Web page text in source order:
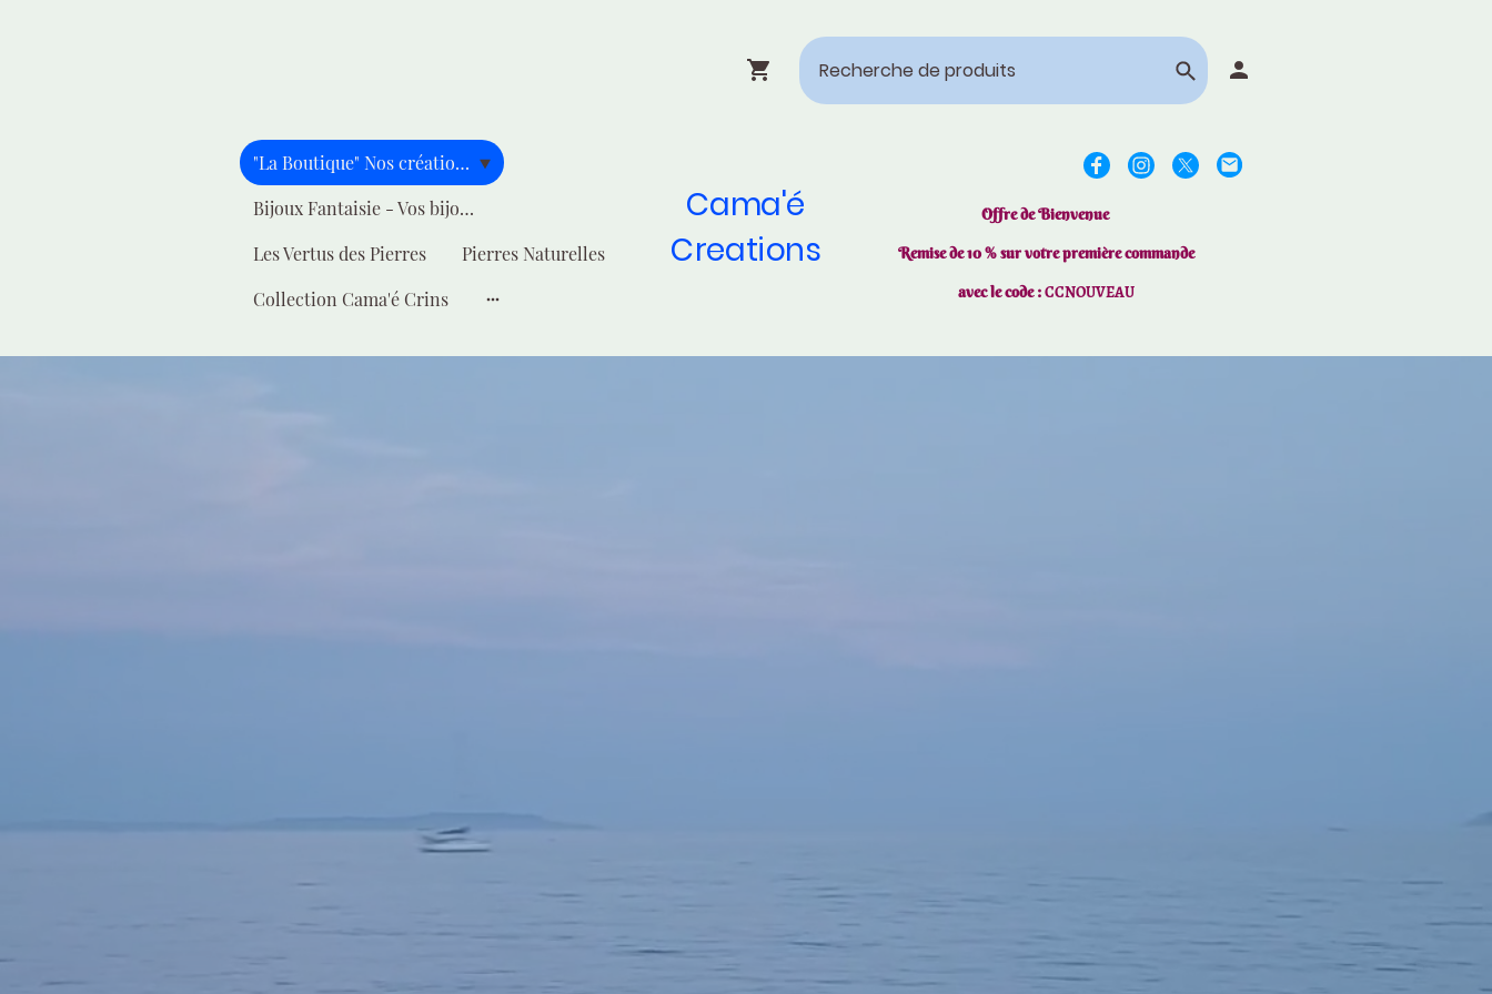
"La Boutique" Nos créations pour vous
Bijoux Fantaisie - Vos bijoux - Votre style
Les Vertus des Pierres
Pierres Naturelles
Collection Cama'é Crins
Cama'é
Creations
Offre de Bienvenue
Remise de 10 % sur votre première commande
avec le code :CCNOUVEAU